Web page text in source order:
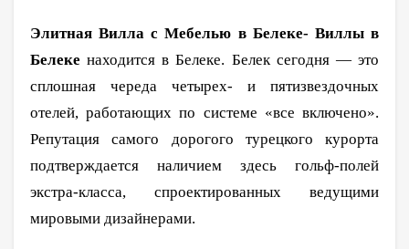
Элитная Вилла с Мебелью в Белеке- Виллы в
Белекенаходится в Белеке. Белек сегодня — это
сплошная череда четырех- и пятизвездочных
отелей, работающих по системе «все включено».
Репутация самого дорогого турецкого курорта
подтверждается наличием здесь гольф-полей
экстра-класса, спроектированных ведущими
мировыми дизайнерами.